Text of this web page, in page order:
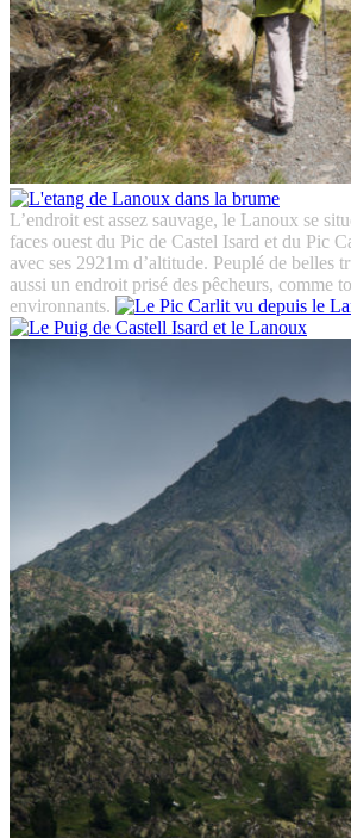
L’endroit est assez sauvage, le Lanoux se
faces ouest du Pic de Castel Isard et du Pic
avec ses 2921m d’altitude. Peuplé de belles
aussi un endroit prisé des pêcheurs, comme
environnants.